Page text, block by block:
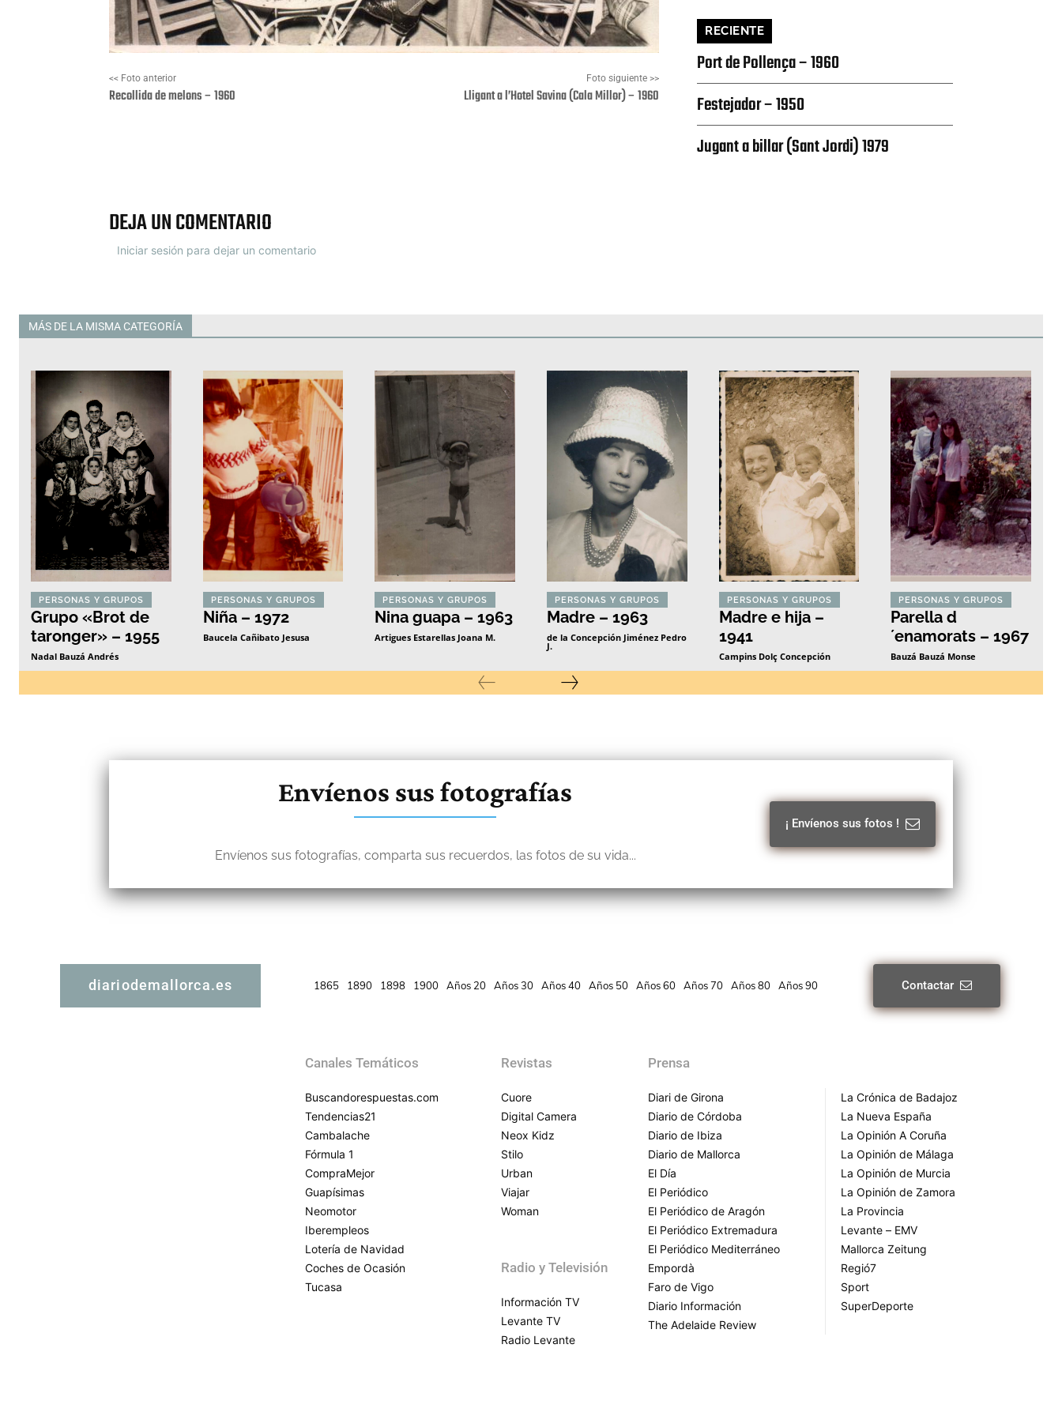
<< Foto anterior
Recollida de melons – 1960
Foto siguiente >>
Lligant a l’Hotel Savina (Cala Millor) – 1960
DEJA UN COMENTARIO
Iniciar sesión para dejar un comentario
RECIENTE
Port de Pollença – 1960
Festejador – 1950
Jugant a billar (Sant Jordi) 1979
MÁS DE LA MISMA CATEGORÍA
PERSONAS Y GRUPOS
Grupo «Brot de
taronger» – 1955
Nadal Bauzá Andrés
PERSONAS Y GRUPOS
Niña – 1972
Baucela Cañibato Jesusa
PERSONAS Y GRUPOS
Nina guapa – 1963
Artigues Estarellas Joana M.
PERSONAS Y GRUPOS
Madre – 1963
de la Concepción Jiménez Pedro
J.
PERSONAS Y GRUPOS
Madre e hija –
1941
Campins Dolç Concepción
PERSONAS Y GRUPOS
Parella d
´enamorats – 1967
Bauzá Bauzá Monse
Envíenos sus fotografías
Envíenos sus fotografías, comparta sus recuerdos, las fotos de su vida...
¡ Envíenos sus fotos !
diariodemallorca.es 1865 1890 1898 1900 Años 20 Años 30 Años 40 Años 50 Años 60 Años 70 Años 80 Años 90 Contactar
Canales Temáticos
Buscandorespuestas.com
Tendencias21
Cambalache
Fórmula 1
CompraMejor
Guapísimas
Neomotor
Iberempleos
Lotería de Navidad
Coches de Ocasión
Tucasa
Revistas
Cuore
Digital Camera
Neox Kidz
Stilo
Urban
Viajar
Woman
Radio y Televisión
Información TV
Levante TV
Radio Levante
Prensa
Diari de Girona
Diario de Córdoba
Diario de Ibiza
Diario de Mallorca
El Día
El Periódico
El Periódico de Aragón
El Periódico Extremadura
El Periódico Mediterráneo
Empordà
Faro de Vigo
Diario Información
The Adelaide Review
La Crónica de Badajoz
La Nueva España
La Opinión A Coruña
La Opinión de Málaga
La Opinión de Murcia
La Opinión de Zamora
La Provincia
Levante – EMV
Mallorca Zeitung
Regió7
Sport
SuperDeporte